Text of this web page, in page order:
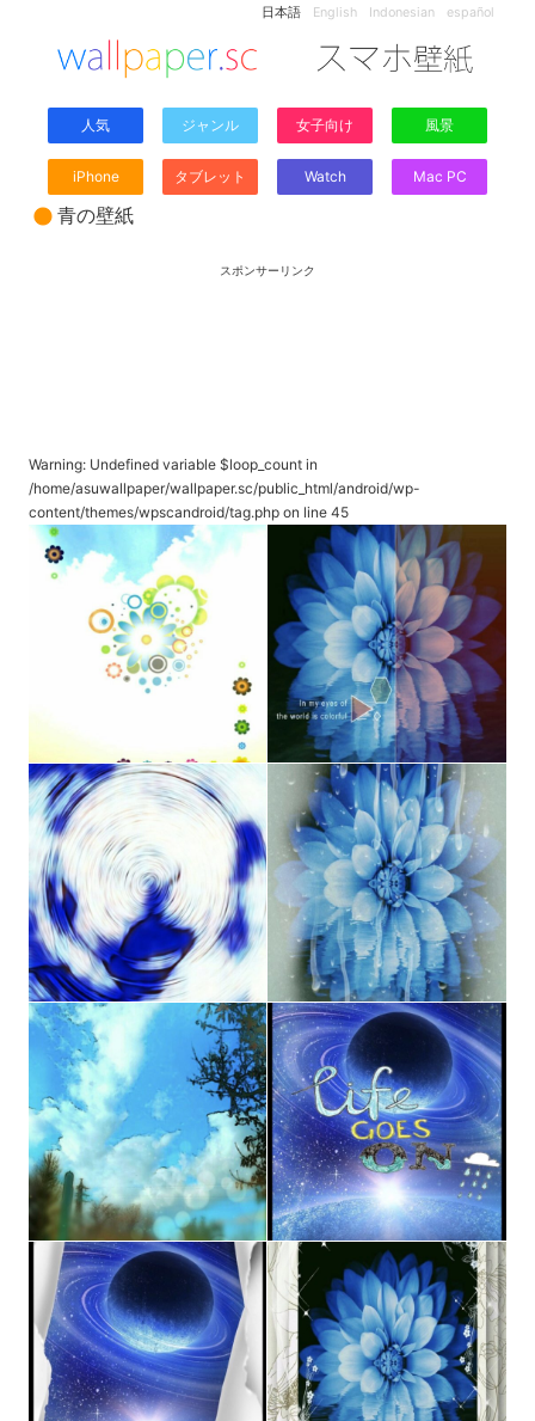
日本語 English Indonesian español
人気 ジャンル 女子向け 風景
iPhone タブレット Watch Mac PC
青の壁紙
スポンサーリンク
Warning: Undefined variable $loop_count in
/home/asuwallpaper/wallpaper.sc/public_html/android/wp-
content/themes/wpscandroid/tag.php on line 45